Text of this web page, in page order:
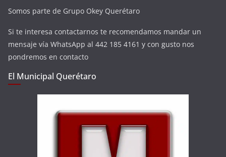
Somos parte de Grupo Okey Querétaro
Si te interesa contactarnos te recomendamos mandar un
mensaje vía WhatsApp al 442 185 4161 y con gusto nos
pondremos en contacto
El Municipal Querétaro